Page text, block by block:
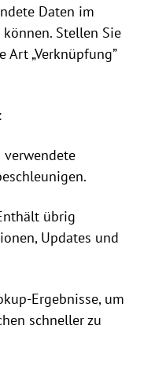
Daten im
Stellen Sie
„Verknüpfung”
übrig
Updates und
Ergebnisse, um
schneller zu